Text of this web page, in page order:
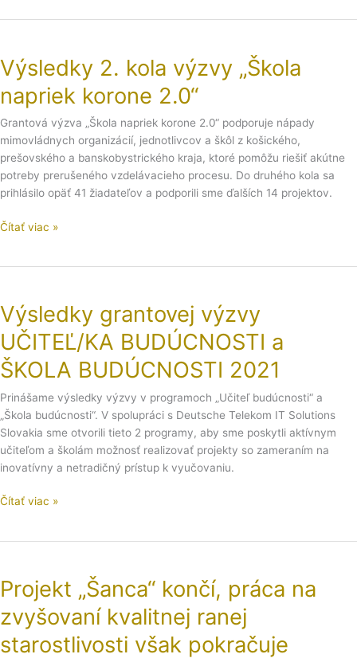
Výsledky 2. kola výzvy „Škola
napriek korone 2.0“
Grantová výzva „Škola napriek korone 2.0“ podporuje nápady
mimovládnych organizácií, jednotlivcov a škôl z košického,
prešovského a banskobystrického kraja, ktoré pomôžu riešiť akútne
potreby prerušeného vzdelávacieho procesu. Do druhého kola sa
prihlásilo opäť 41 žiadateľov a podporili sme ďalších 14 projektov.
kola
výzvy
„Škola
2.0“
Čítať viac »
Výsledky grantovej výzvy
UČITEĽ/KA BUDÚCNOSTI a
ŠKOLA BUDÚCNOSTI 2021
Prinášame výsledky výzvy v programoch „Učiteľ budúcnosti“ a
„Škola budúcnosti“. V spolupráci s Deutsche Telekom IT Solutions
Slovakia sme otvorili tieto 2 programy, aby sme poskytli aktívnym
učiteľom a školám možnosť realizovať projekty so zameraním na
inovatívny a netradičný prístup k vyučovaniu.
výzvy
UČITEĽ/KA
BUDÚCNOSTI
a
ŠKOLA
BUDÚCNOSTI
2021
Čítať viac »
Projekt „Šanca“ končí, práca na
zvyšovaní kvalitnej ranej
starostlivosti však pokračuje
končí,
na
zvyšovaní
kvalitnej